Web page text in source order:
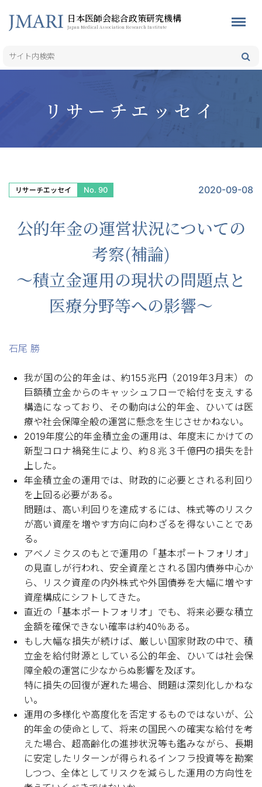
日本医師会総合政策研究機構
Japan Medical Association Research Institute
リサーチエッセイ
リサーチエッセイ No. 90 2020-09-08
公的年金の運営状況についての
考察(補論)
～積立金運用の現状の問題点と
医療分野等への影響～
石尾 勝
我が国の公的年金は、約155兆円（2019年3月末）の
巨額積立金からのキャッシュフローで給付を支えする
構造になっており、その動向は公的年金、ひいては医
療や社会保障全般の運営に懸念を生じさせかねない。
2019年度公的年金積立金の運用は、年度末にかけての
新型コロナ禍発生により、約８兆３千億円の損失を計
上した。
年金積立金の運用では、財政的に必要とされる利回り
を上回る必要がある。
問題は、高い利回りを達成するには、株式等のリスク
が高い資産を増やす方向に向わざるを得ないことであ
る。
アベノミクスのもとで運用の「基本ポートフォリオ」
の見直しが行われ、安全資産とされる国内債券中心か
ら、リスク資産の内外株式や外国債券を大幅に増やす
資産構成にシフトしてきた。
直近の「基本ポートフォリオ」でも、将来必要な積立
金額を確保できない確率は約40％ある。
もし大幅な損失が続けば、厳しい国家財政の中で、積
立金を給付財源としている公的年金、ひいては社会保
障全般の運営に少なからぬ影響を及ぼす。
特に損失の回復が遅れた場合、問題は深刻化しかねな
い。
運用の多様化や高度化を否定するものではないが、公
的年金の使命として、将来の国民への確実な給付を考
えた場合、超高齢化の進捗状況等も鑑みながら、長期
に安定したリターンが得られるインフラ投資等を勘案
しつつ、全体としてリスクを減らした運用の方向性を